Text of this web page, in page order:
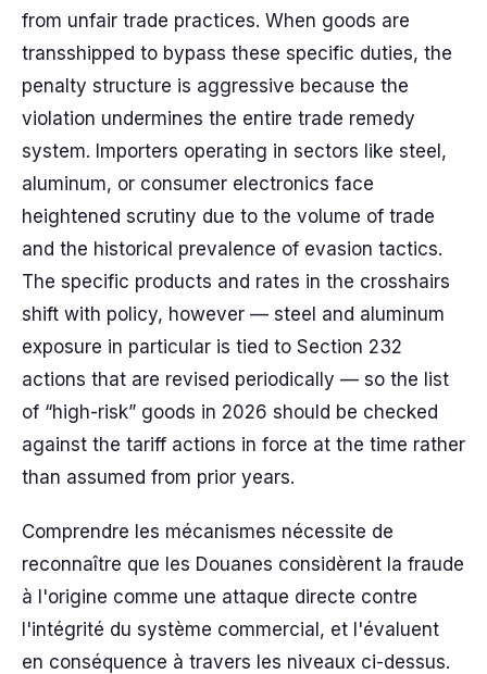
from unfair trade practices. When goods are
transshipped to bypass these specific duties, the
penalty structure is aggressive because the
violation undermines the entire trade remedy
system. Importers operating in sectors like steel,
aluminum, or consumer electronics face
heightened scrutiny due to the volume of trade
and the historical prevalence of evasion tactics.
The specific products and rates in the crosshairs
shift with policy, however — steel and aluminum
exposure in particular is tied to Section 232
actions that are revised periodically — so the list
of “high-risk” goods in 2026 should be checked
against the tariff actions in force at the time rather
than assumed from prior years.
Comprendre les mécanismes nécessite de
reconnaître que les Douanes considèrent la fraude
à l'origine comme une attaque directe contre
l'intégrité du système commercial, et l'évaluent
en conséquence à travers les niveaux ci-dessus.